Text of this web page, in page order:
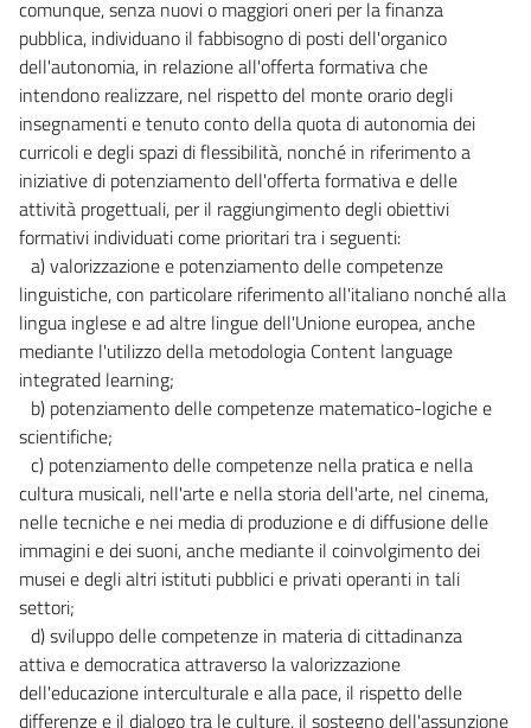
comunque, senza nuovi o maggiori oneri per la finanza
pubblica, individuano il fabbisogno di posti dell'organico
dell'autonomia, in relazione all'offerta formativa che
intendono realizzare, nel rispetto del monte orario degli
insegnamenti e tenuto conto della quota di autonomia dei
curricoli e degli spazi di flessibilità, nonché in riferimento a
iniziative di potenziamento dell'offerta formativa e delle
attività progettuali, per il raggiungimento degli obiettivi
formativi individuati come prioritari tra i seguenti:
a) valorizzazione e potenziamento delle competenze
linguistiche, con particolare riferimento all'italiano nonché alla
lingua inglese e ad altre lingue dell'Unione europea, anche
mediante l'utilizzo della metodologia Content language
integrated learning;
b) potenziamento delle competenze matematico-logiche e
scientifiche;
c) potenziamento delle competenze nella pratica e nella
cultura musicali, nell'arte e nella storia dell'arte, nel cinema,
nelle tecniche e nei media di produzione e di diffusione delle
immagini e dei suoni, anche mediante il coinvolgimento dei
musei e degli altri istituti pubblici e privati operanti in tali
settori;
d) sviluppo delle competenze in materia di cittadinanza
attiva e democratica attraverso la valorizzazione
dell'educazione interculturale e alla pace, il rispetto delle
differenze e il dialogo tra le culture, il sostegno dell'assunzione